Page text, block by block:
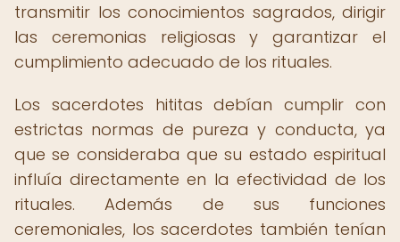
transmitir los conocimientos sagrados, dirigir
las ceremonias religiosas y garantizar el
cumplimiento adecuado de los rituales.
Los sacerdotes hititas debían cumplir con
estrictas normas de pureza y conducta, ya
que se consideraba que su estado espiritual
influía directamente en la efectividad de los
rituales. Además de sus funciones
ceremoniales, los sacerdotes también tenían